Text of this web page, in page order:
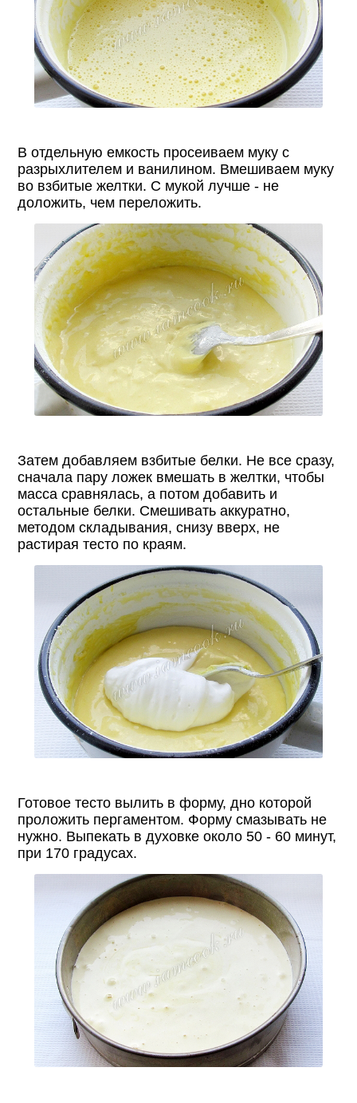
В отдельную емкость просеиваем муку с
разрыхлителем и ванилином. Вмешиваем муку
во взбитые желтки. С мукой лучше - не
доложить, чем переложить.
Затем добавляем взбитые белки. Не все сразу,
сначала пару ложек вмешать в желтки, чтобы
масса сравнялась, а потом добавить и
остальные белки. Смешивать аккуратно,
методом складывания, снизу вверх, не
растирая тесто по краям.
Готовое тесто вылить в форму, дно которой
проложить пергаментом. Форму смазывать не
нужно. Выпекать в духовке около 50 - 60 минут,
при 170 градусах.